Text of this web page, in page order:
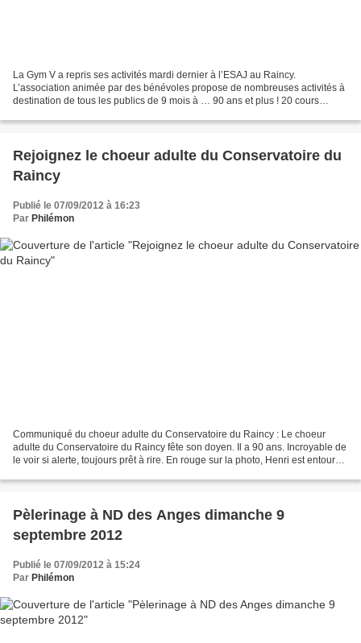
La Gym V a repris ses activités mardi dernier à l’ESAJ au Raincy.
L’association animée par des bénévoles propose de nombreuses activités à
destination de tous les publics de 9 mois à … 90 ans et plus ! 20 cours
Rejoignez le choeur adulte du Conservatoire du
Raincy
Publié le 07/09/2012 à 16:23
Par Philémon
Communiqué du choeur adulte du Conservatoire du Raincy : Le choeur
adulte du Conservatoire du Raincy fête son doyen. Il a 90 ans. Incroyable de
le voir si alerte, toujours prêt à rire. En rouge sur la photo, Henri est entouré
Pèlerinage à ND des Anges dimanche 9
septembre 2012
Publié le 07/09/2012 à 15:24
Par Philémon